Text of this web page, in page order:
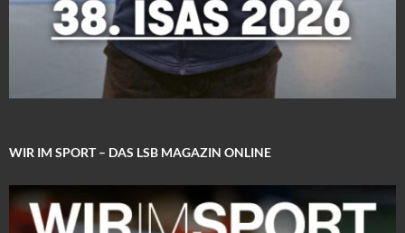
WIR IM SPORT – DAS LSB MAGAZIN ONLINE